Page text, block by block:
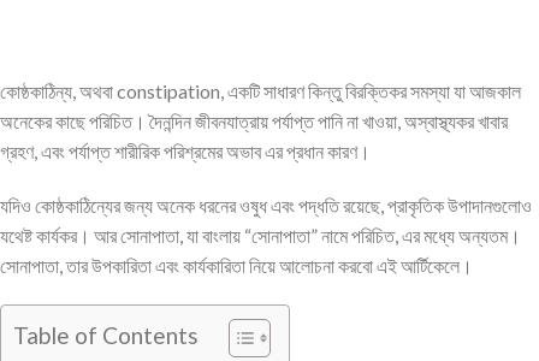
কোষ্ঠকাঠিন্য, অথবা constipation, একটি সাধারণ কিন্তু বিরক্তিকর সমস্যা যা আজকাল
অনেকের কাছে পরিচিত। দৈনন্দিন জীবনযাত্রায় পর্যাপ্ত পানি না খাওয়া, অস্বাস্থ্যকর খাবার
গ্রহণ, এবং পর্যাপ্ত শারীরিক পরিশ্রমের অভাব এর প্রধান কারণ।
যদিও কোষ্ঠকাঠিন্যের জন্য অনেক ধরনের ওষুধ এবং পদ্ধতি রয়েছে, প্রাকৃতিক উপাদানগুলোও
যথেষ্ট কার্যকর। আর সোনাপাতা, যা বাংলায় “সোনাপাতা” নামে পরিচিত, এর মধ্যে অন্যতম।
সোনাপাতা, তার উপকারিতা এবং কার্যকারিতা নিয়ে আলোচনা করবো এই আর্টিকেলে।
Table of Contents